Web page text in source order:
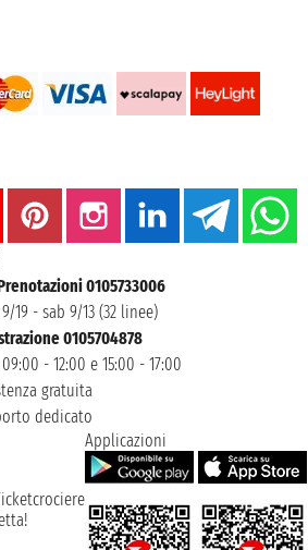
0105733006
19 - sab 9/13 (32 linee)
0105704878
- 12:00 e 15:00 - 17:00
gratuita
dedicato
Applicazioni